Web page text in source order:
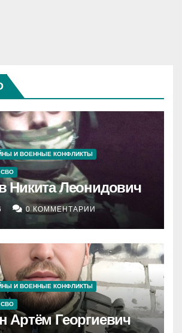
И ВОЕННЫЕ КОНФЛИКТЫ
СВО
Никита Леонидович
0 КОММЕНТАРИИ
И ВОЕННЫЕ КОНФЛИКТЫ
СВО
Артём Георгиевич